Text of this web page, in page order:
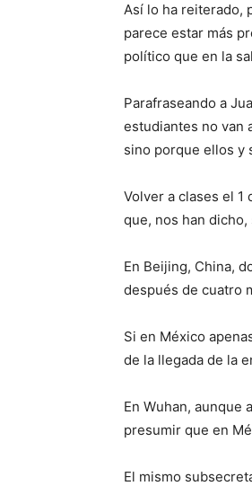
Así lo ha reiterado,
parece estar más
político que en la
Parafraseando a
estudiantes no van
sino porque ellos y
Volver a clases el 1
que, nos han
En Beijing, China,
después de cuatro
Si en México
de la llegada de la
En Wuhan, aunque
presumir que en
El mismo